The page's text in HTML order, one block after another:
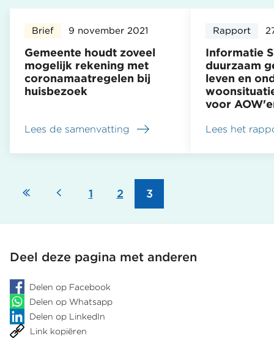
Gemeente houdt zoveel
mogelijk rekening met
coronamaatregelen bij
huisbezoek
Brief 9 november 2021
Lees de samenvatting
over
rekening
Informatie
duurzaam
leven en
voor
Rapport
Lees het
over
Paginering
Eerste
pagina
Vorige
pagina
Pagina
1 Pagina
2 Pagina
3
Deel deze pagina met anderen
Delen op Facebook
Delen op Whatsapp
Delen op LinkedIn
Link kopiëren